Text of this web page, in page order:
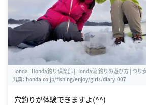
Honda | Honda釣り倶楽部 | Honda流 釣りの遊び方 | つり
出典： honda.co.jp/fishing/enjoy/girls/diary-007
穴釣りが体験できますよ(^^)